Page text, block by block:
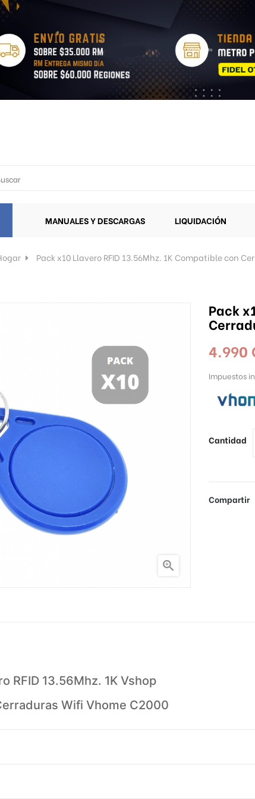
MANUALES Y DESCARGAS LIQUIDACIÓN
Pack x10 Llavero RFID 13.56Mhz. 1K Compatible con

Pack
4.990
Impuestos
Cantidad
Compartir
RFID 13.56Mhz. 1K Vshop
Wifi Vhome C2000